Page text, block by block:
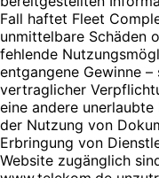
Fall haftet Fleet
unmittelbare Schäden
fehlende
entgangene Gewinne
vertraglicher
eine andere
der Nutzung von
Erbringung von
Website zugänglich